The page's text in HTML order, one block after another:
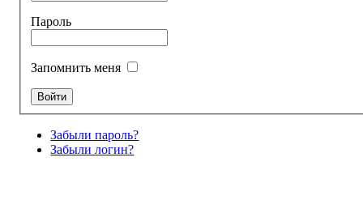
Пароль
Запомнить меня
Забыли пароль?
Забыли логин?